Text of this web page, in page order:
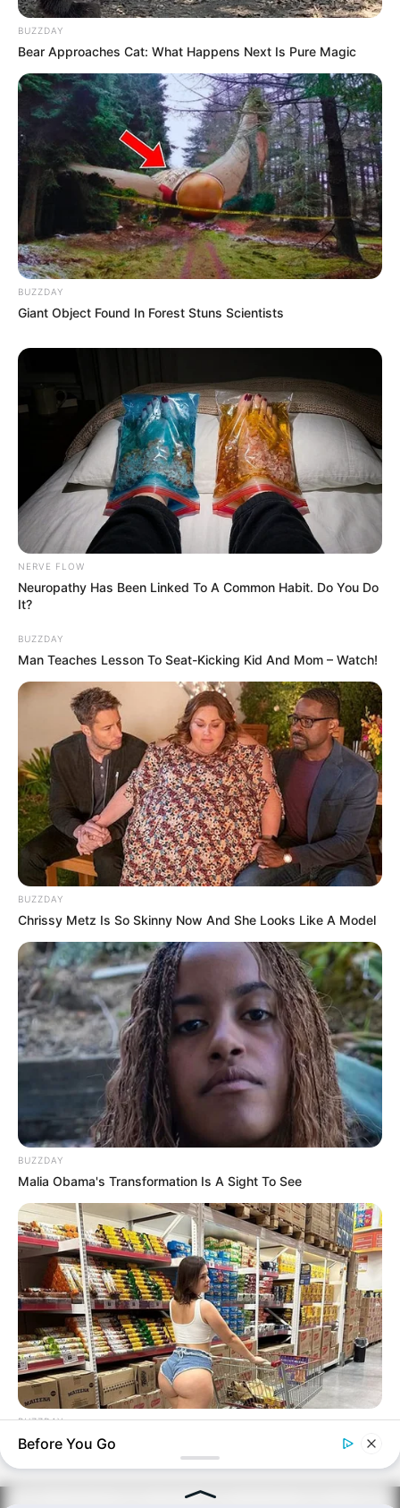
Fail! 10 Potret Makanan Gagal
Dimasak yang Bikin Kamu
Nggak Selera
10 Pose Manekin Anti
Banget
8 Kata Lucu Seputar Malam
Minggu ala Jomblo yang Bikin
Ngenes
10 Desain Kanopi Tempat
Tidur, Serasa Beristirahat di
Kamar Raja
Tampil Lebih Modern, 7 Potret
Hasil Renovasi Rumah Berusia
90 Tahun
DISCLAIMER
BUZZDAY
Bear Approaches Cat: What Happens Next Is Pure Magic
BUZZDAY
Giant Object Found In Forest Stuns Scientists
NERVE FLOW
Neuropathy Has Been Linked To A Common Habit. Do You Do
It?
BUZZDAY
Man Teaches Lesson To Seat-Kicking Kid And Mom – Watch!
BUZZDAY
Chrissy Metz Is So Skinny Now And She Looks Like A Model
BUZZDAY
Malia Obama's Transformation Is A Sight To See
BUZZDAY
This Photo Was Not Edited, Look Closer
Before You Go